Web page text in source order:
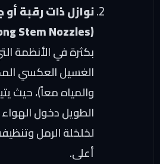
نوازل ذات رقبة
(Long Stem Nozzles):
بكثرة في الأنظمة
الغسيل العكسي
والمياه معاً)، حيث
الطويل دخول الهواء
لخلخلة الرمل
أعلى.